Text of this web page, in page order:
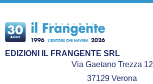
EDIZIONI IL FRANGENTE SRL
Via Gaetano Trezza 12
37129 Verona